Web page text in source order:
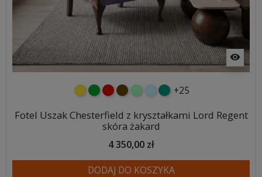
visibility
żółtyzielonyczerwony
czekoladowy
miętowybłękitny
turkusowy
+25
Fotel Uszak Chesterfield z kryształkami Lord Regent
skóra żakard
4 350,00 zł
DODAJ DO KOSZYKA